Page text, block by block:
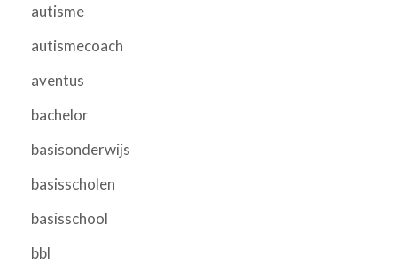
autisme
autismecoach
aventus
bachelor
basisonderwijs
basisscholen
basisschool
bbl